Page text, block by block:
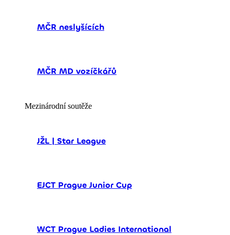
MČR neslyšících
MČR MD vozíčkářů
Mezinárodní soutěže
JŽL | Star League
EJCT Prague Junior Cup
WCT Prague Ladies International